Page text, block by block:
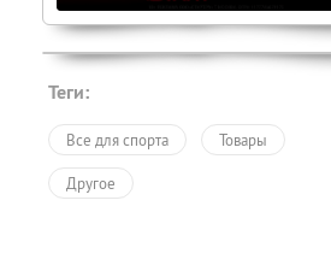
Теги:
Все для спорта Товары
Другое